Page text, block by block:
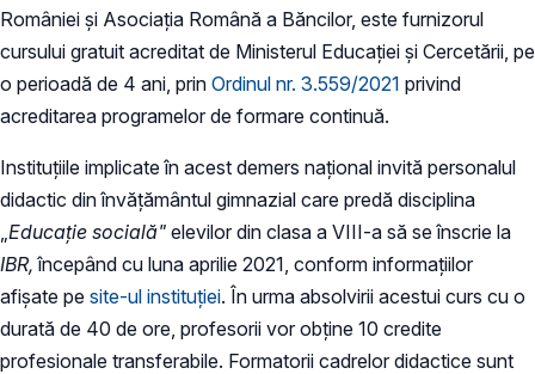
României și Asociația Română a Băncilor, este furnizorul
cursului gratuit acreditat de Ministerul Educației și Cercetării, pe
o perioadă de 4 ani, prin Ordinul nr. 3.559/2021 privind
acreditarea programelor de formare continuă.
Instituțiile implicate în acest demers național invită personalul
didactic din învățământul gimnazial care predă disciplina
Educație socială" elevilor din clasa a VIII-a să se înscrie la
IBR,începând cu luna aprilie 2021, conform informațiilor
afișate pe site-ul instituției. În urma absolvirii acestui curs cu o
durată de 40 de ore, profesorii vor obține 10 credite
profesionale transferabile. Formatorii cadrelor didactice sunt